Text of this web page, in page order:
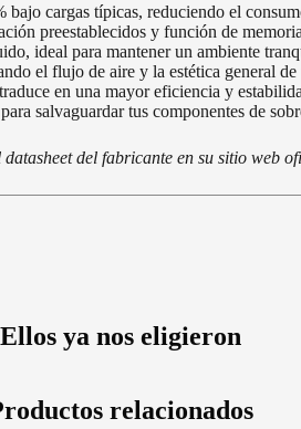
bajo cargas típicas, reduciendo el
preestablecidos y función de
ideal para mantener un ambiente
el flujo de aire y la estética general de
en una mayor eficiencia y
salvaguardar tus componentes de
del fabricante en su sitio web
Ellos ya nos eligieron
relacionados